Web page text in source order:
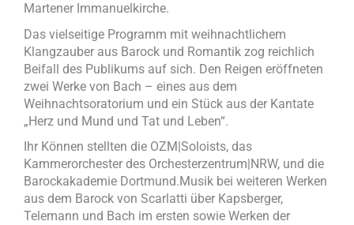
Martener Immanuelkirche.
Das vielseitige Programm mit weihnachtlichem
Klangzauber aus Barock und Romantik zog reichlich
Beifall des Publikums auf sich. Den Reigen eröffneten
zwei Werke von Bach – eines aus dem
Weihnachtsoratorium und ein Stück aus der Kantate
„Herz und Mund und Tat und Leben“.
Ihr Können stellten die OZM|Soloists, das
Kammerorchester des Orchesterzentrum|NRW, und die
Barockakademie Dortmund.Musik bei weiteren Werken
aus dem Barock von Scarlatti über Kapsberger,
Telemann und Bach im ersten sowie Werken der